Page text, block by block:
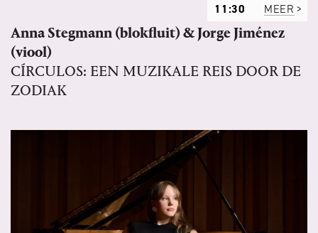
11:30
MEER
Anna Stegmann (blokfluit) & Jorge Jiménez
(viool)
CÍRCULOS: EEN MUZIKALE REIS DOOR DE
ZODIAK